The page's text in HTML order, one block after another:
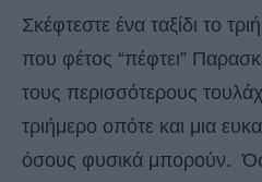
Σκέφτεστε ένα ταξίδι το
που φέτος “πέφτει”
τους περισσότερους
τριήμερο οπότε και μια
όσους φυσικά μπορούν.